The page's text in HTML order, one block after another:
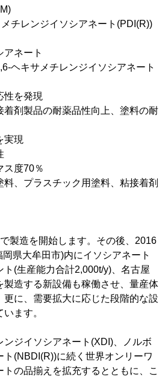
チレンジイソシアネート(PDI(R))
ート
キサメチレンジイソシアネート
発現
品の耐薬品性向上、塗料の耐
現
70％
料、プラスチック用塗料、粘接着剤
製造を開始します。その後、2016
県大牟田市)内にイソシアネート
ト(生産能力合計2,000t/y)、名古屋
製造する新設備も稼働させ、量産体
更に、需要拡大に応じた段階的な設
ます。
ンジイソシアネート(XDI)、ノルボ
ト(NBDI(R))に続く世界オンリーワ
トの品揃えを拡充するとともに、こ